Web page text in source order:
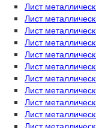
Лист
Лист
Лист
Лист
Лист
Лист
Лист
Лист
Лист
Лист
Лист